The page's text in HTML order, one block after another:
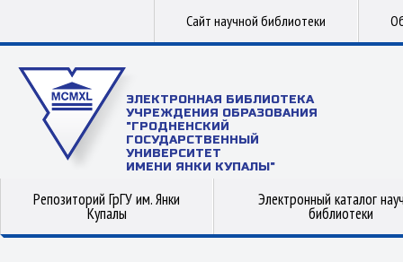
Сайт научной библиотеки
ЭЛЕКТРОННАЯ БИБЛИОТЕКА
УЧРЕЖДЕНИЯ ОБРАЗОВАНИЯ
"ГРОДНЕНСКИЙ
ГОСУДАРСТВЕННЫЙ
УНИВЕРСИТЕТ
ИМЕНИ ЯНКИ КУПАЛЫ"
Репозиторий ГрГУ им. Янки
Купалы
Электронный каталог
библиотеки